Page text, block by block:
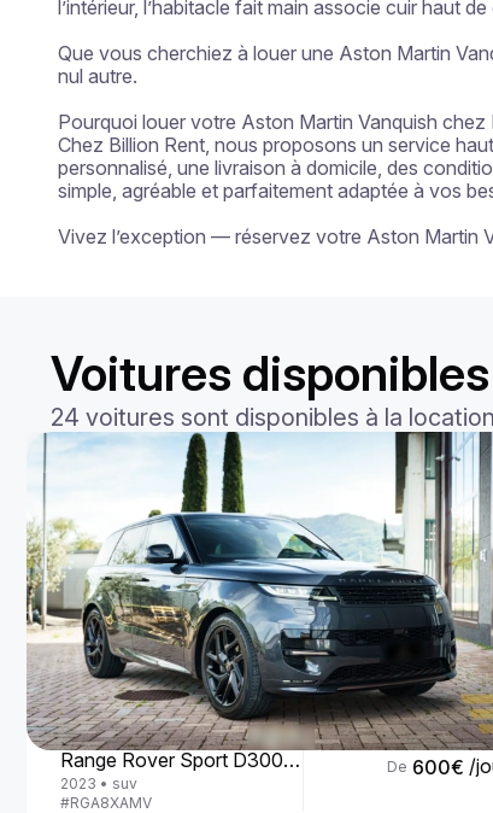
l’intérieur, l’habitacle fait main associe cuir haut
Que vous cherchiez à louer une Aston Martin
nul autre.
Pourquoi louer votre Aston Martin Vanquish chez
Chez Billion Rent, nous proposons un service
personnalisé, une livraison à domicile, des
simple, agréable et parfaitement adaptée à vos
Vivez l’exception — réservez votre Aston Martin
Voitures
24 voitures sont disponibles à la location
Land Rover
Range Rover Sport D300 R-Dynamic SE
2023 • suv
#RGA8XAMV
De 600€ /